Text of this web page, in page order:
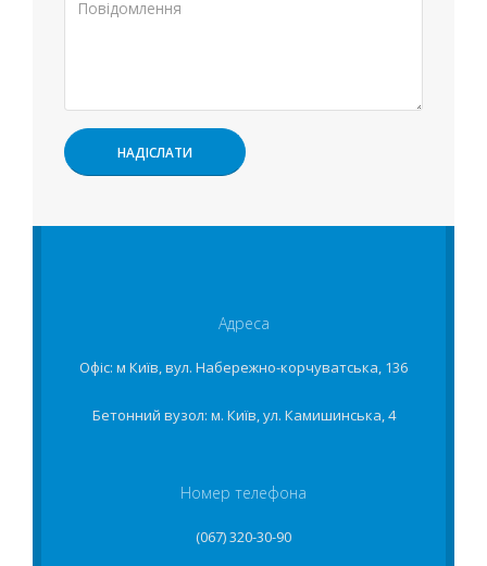
Адреса
Офіс: м Київ, вул. Набережно-корчуватська, 136
Бетонний вузол: м. Київ, ул. Камишинська, 4
Номер телефона
(067) 320-30-90